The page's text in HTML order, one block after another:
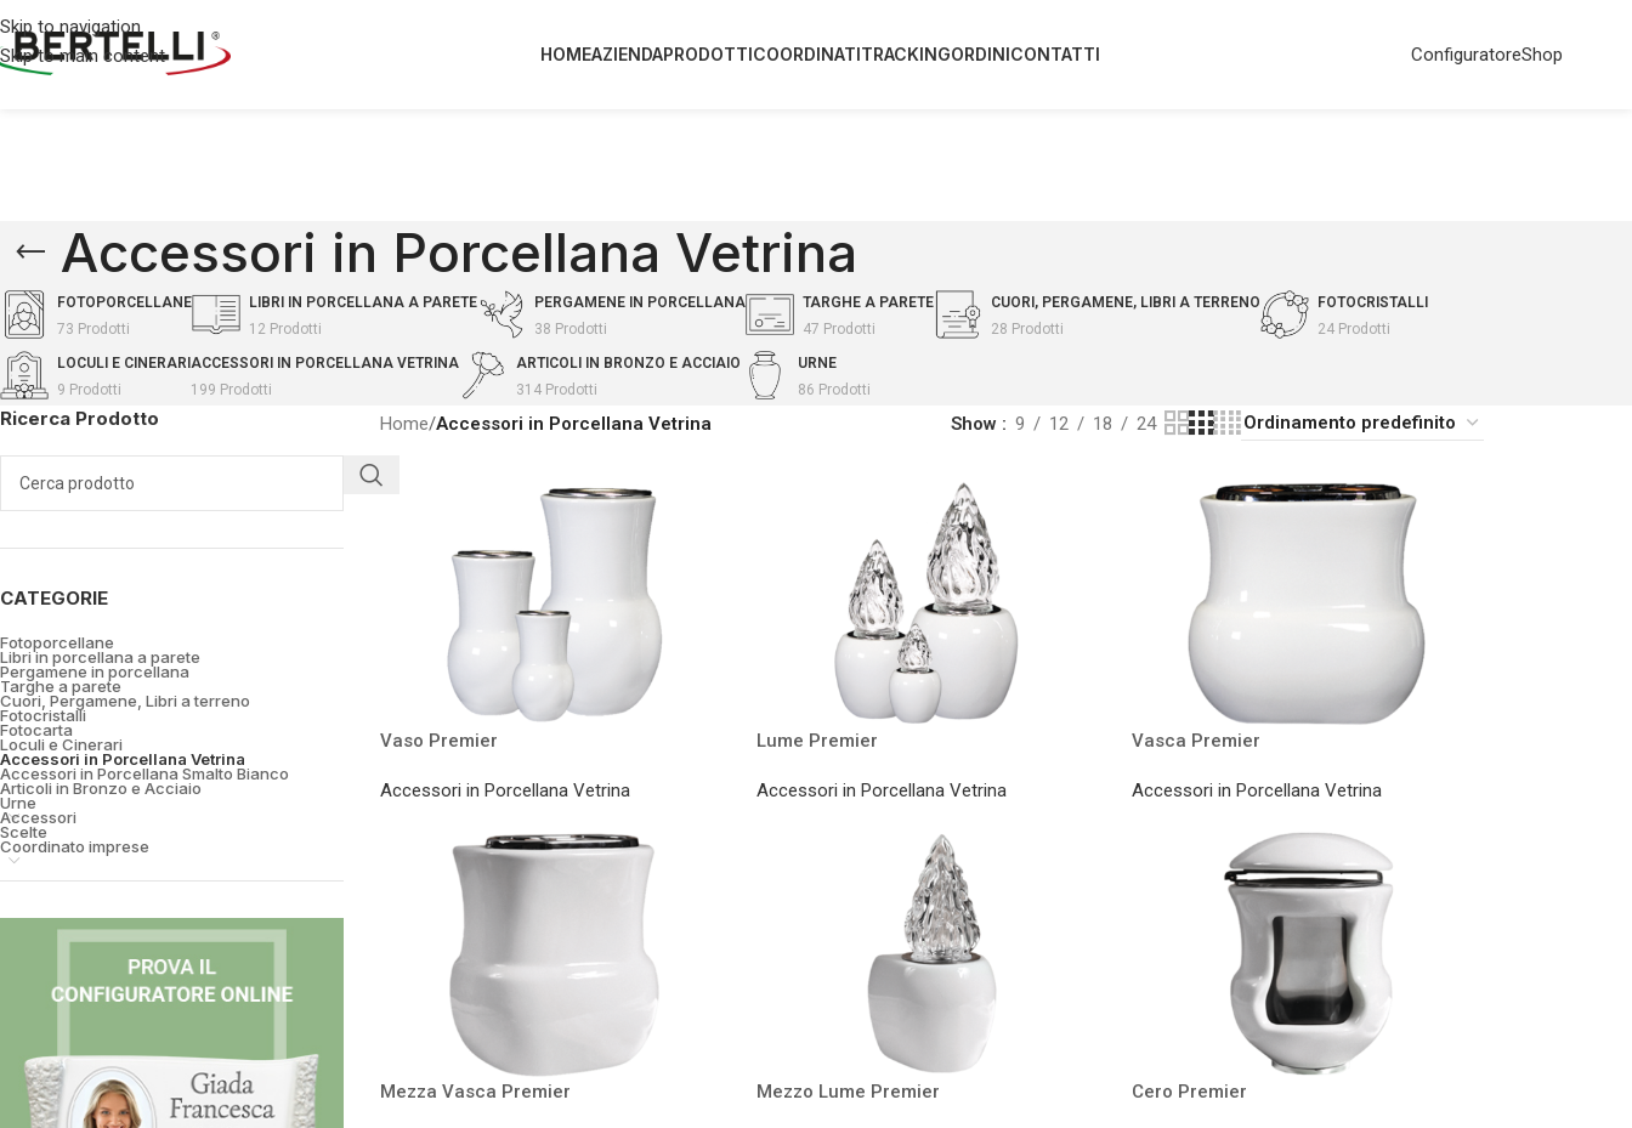
Skip to navigation
Skip to main content
HOMEAZIENDAPRODOTTICOORDINATITRACKINGORDINICONTATTI ConfiguratoreShop
Accessori in Porcellana Vetrina
FOTOPORCELLANE
73 Prodotti
LIBRI IN PORCELLANA A PARETE
12 Prodotti
PERGAMENE IN PORCELLANA
38 Prodotti
TARGHE A PARETE
47 Prodotti
CUORI, PERGAMENE, LIBRI A TERRENO
28 Prodotti
FOTOCRISTALLI
24 Prodotti
LOCULI E CINERARI
9 Prodotti
ACCESSORI IN PORCELLANA VETRINA
199 Prodotti
ARTICOLI IN BRONZO E ACCIAIO
314 Prodotti
URNE
86 Prodotti
Ricerca Prodotto
CATEGORIE
Fotoporcellane
Libri in porcellana a parete
Pergamene in porcellana
Targhe a parete
Cuori, Pergamene, Libri a terreno
Fotocristalli
Fotocarta
Loculi e Cinerari
Accessori in Porcellana Vetrina
Accessori in Porcellana Smalto Bianco
Articoli in Bronzo e Acciaio
Urne
Accessori
Scelte
Coordinato imprese
Home/Accessori in Porcellana Vetrina Show 9 12 18 24
Vaso Premier
Accessori in Porcellana Vetrina
Lume Premier
Accessori in Porcellana Vetrina
Vasca Premier
Accessori in Porcellana Vetrina
Mezza Vasca Premier Mezzo Lume Premier Cero Premier